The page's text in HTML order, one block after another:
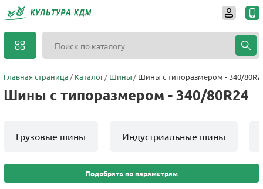
Главная страница Каталог Шины Шины с типоразмером - 340/
Шины с типоразмером - 340/80R24
Грузовые шины Индустриальные шины
Подобрать по параметрам